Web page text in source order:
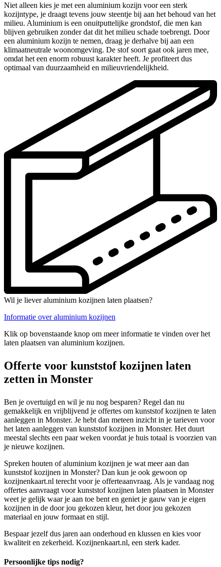
Niet alleen kies je met een aluminium kozijn voor een sterk
kozijntype, je draagt tevens jouw steentje bij aan het behoud van het
milieu. Aluminium is een onuitputtelijke grondstof, die men kan
blijven gebruiken zonder dat dit het milieu schade toebrengt. Door
een aluminium kozijn te nemen, draag je derhalve bij aan een
klimaatneutrale woonomgeving. De stof soort gaat ook jaren mee,
omdat het een enorm robuust karakter heeft. Je profiteert dus
optimaal van duurzaamheid en milieuvriendelijkheid.
Wil je liever aluminium kozijnen laten plaatsen?
Informatie over aluminium kozijnen
Klik op bovenstaande knop om meer informatie te vinden over het
laten plaatsen van aluminium kozijnen.
Offerte voor kunststof kozijnen laten
zetten in Monster
Ben je overtuigd en wil je nu nog besparen? Regel dan nu
gemakkelijk en vrijblijvend je offertes om kunststof kozijnen te laten
aanleggen in Monster. Je hebt dan meteen inzicht in je tarieven voor
het laten aanleggen van kunststof kozijnen in Monster. Het duurt
meestal slechts een paar weken voordat je huis totaal is voorzien van
je nieuwe kozijnen.
Spreken houten of aluminium kozijnen je wat meer aan dan
kunststof kozijnen in Monster? Dan kun je ook gewoon op
kozijnenkaart.nl terecht voor je offerteaanvraag. Als je vandaag nog
offertes aanvraagt voor kunststof kozijnen laten plaatsen in Monster
weet je gelijk waar je aan toe bent en geniet je gauw van je eigen
kozijnen in de door jou gekozen kleur, het door jou gekozen
materiaal en jouw formaat en stijl.
Bespaar jezelf dus jaren aan onderhoud en klussen en kies voor
kwaliteit en zekerheid. Kozijnenkaart.nl, een sterk kader.
Persoonlijke tips nodig?